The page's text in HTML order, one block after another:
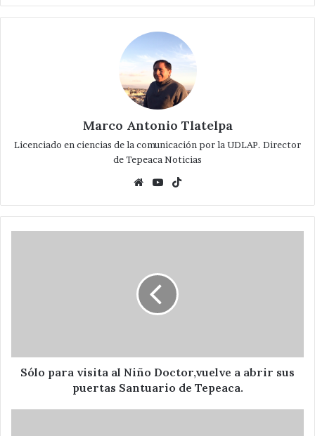
Marco Antonio Tlatelpa
Licenciado en ciencias de la comunicación por la UDLAP. Director
de Tepeaca Noticias
WebsiteYouTube
sus
puertas
Sólo para visita al Niño Doctor,vuelve a abrir sus
puertas Santuario de Tepeaca.